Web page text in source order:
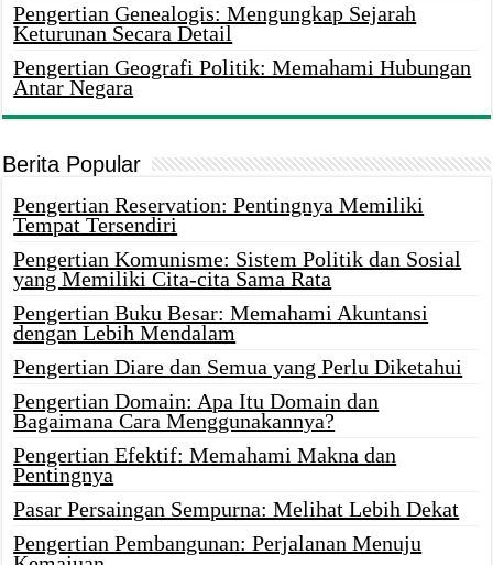
Pengertian Genealogis: Mengungkap Sejarah
Keturunan Secara Detail
Pengertian Geografi Politik: Memahami Hubungan
Antar Negara
Berita Popular
Pengertian Reservation: Pentingnya Memiliki
Tempat Tersendiri
Pengertian Komunisme: Sistem Politik dan Sosial
yang Memiliki Cita-cita Sama Rata
Pengertian Buku Besar: Memahami Akuntansi
dengan Lebih Mendalam
Pengertian Diare dan Semua yang Perlu Diketahui
Pengertian Domain: Apa Itu Domain dan
Bagaimana Cara Menggunakannya?
Pengertian Efektif: Memahami Makna dan
Pentingnya
Pasar Persaingan Sempurna: Melihat Lebih Dekat
Pengertian Pembangunan: Perjalanan Menuju